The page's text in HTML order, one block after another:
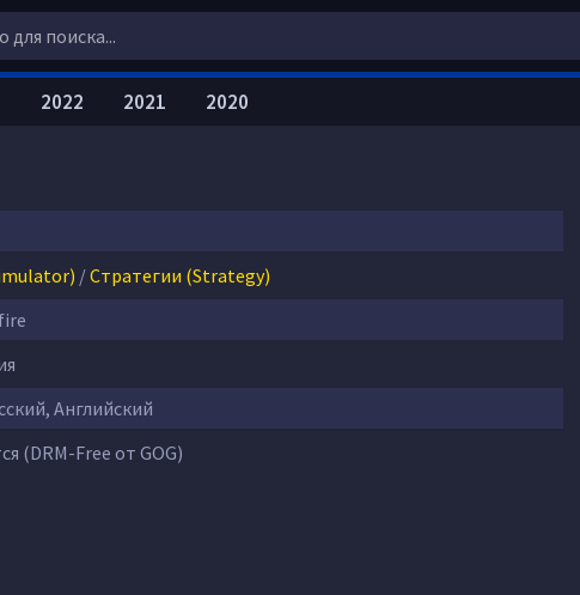
/Стратегии (Strategy)
Английский
(DRM-Free от GOG)
2022 2021 2020